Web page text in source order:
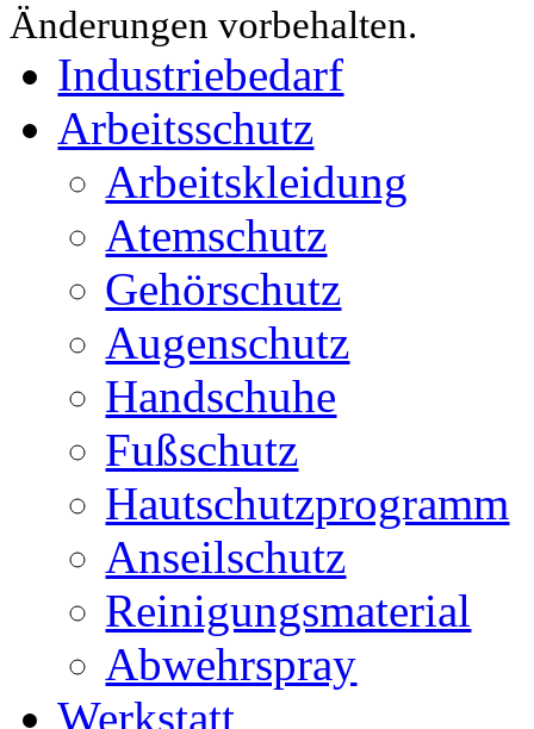
Änderungen vorbehalten.
Industriebedarf
Arbeitsschutz
Arbeitskleidung
Atemschutz
Gehörschutz
Augenschutz
Handschuhe
Fußschutz
Hautschutzprogramm
Anseilschutz
Reinigungsmaterial
Abwehrspray
Werkstatt